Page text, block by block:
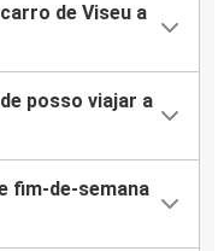
de Viseu a
posso viajar a
fim-de-semana